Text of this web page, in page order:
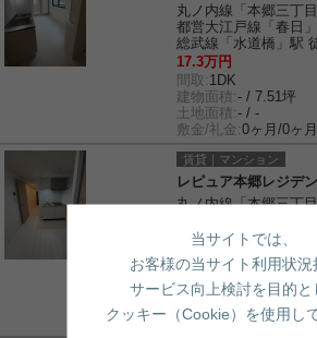
丸ノ内線「本郷三丁
都営大江戸線「春日
総武線「水道橋」駅
17.3万円
間取: 1DK
建物面積:- / 7.51坪
土地面積:- / -
敷金/礼金:0ヶ月/0ヶ月
賃貸｜マンション
レピュア本郷レジデ
丸ノ内線「本郷三丁
総武線「水道橋」駅
14.6万円
間取: 1R
建物面積:- / 6.13坪
土地面積:
- / -
敷金/礼金:
0ヶ月/0ヶ月
当サイトでは、
お客様の当サイト利用状況
サービス向上検討を目的と
クッキー（Cookie）を使用し